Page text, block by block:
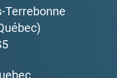
Terrebonne